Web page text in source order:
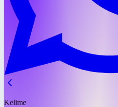
Kelime